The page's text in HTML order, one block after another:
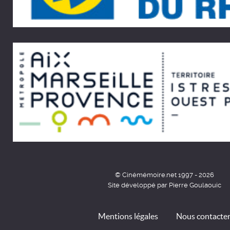
© Cinémémoire.net 1997 - 2026
Site développé par Pierre Goulaouic
Mentions légales Nous contacter